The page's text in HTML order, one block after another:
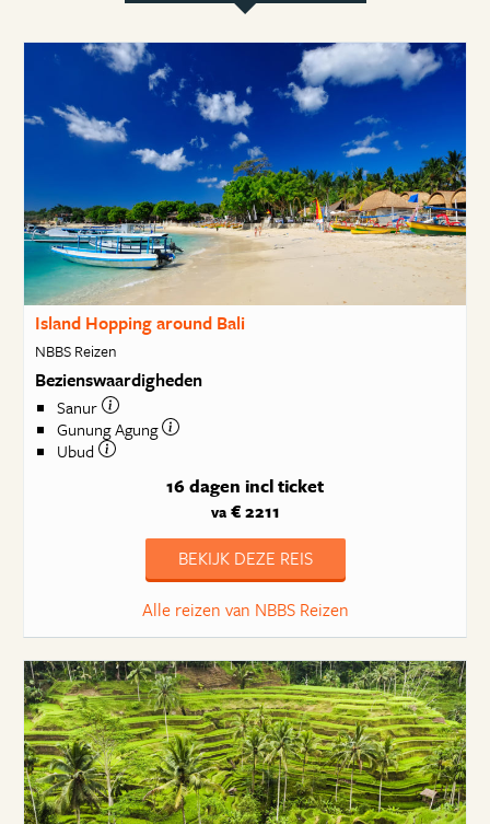
Island Hopping around Bali
NBBS Reizen
Bezienswaardigheden
Sanur
Gunung Agung
Ubud
16 dagen incl ticket
va€ 2211
BEKIJK DEZE REIS
Alle reizen van NBBS Reizen